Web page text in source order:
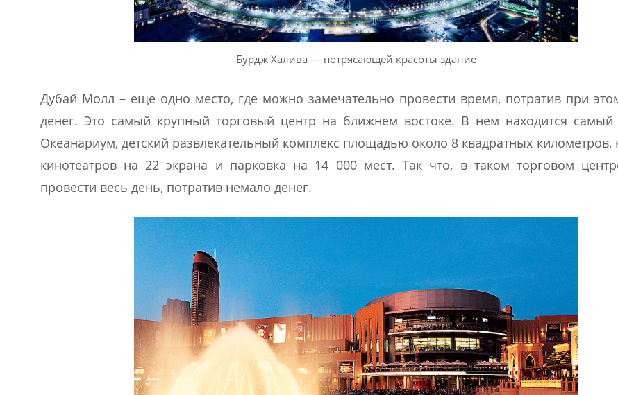
Бурдж Халива — потрясающей красоты здание
Дубай Молл – еще одно место, где можно замечательно провести время, потратив при
денег. Это самый крупный торговый центр на ближнем востоке. В нем находится самый
Океанариум, детский развлекательный комплекс площадью около 8 квадратных километров,
кинотеатров на 22 экрана и парковка на 14 000 мест. Так что, в таком торговом
провести весь день, потратив немало денег.